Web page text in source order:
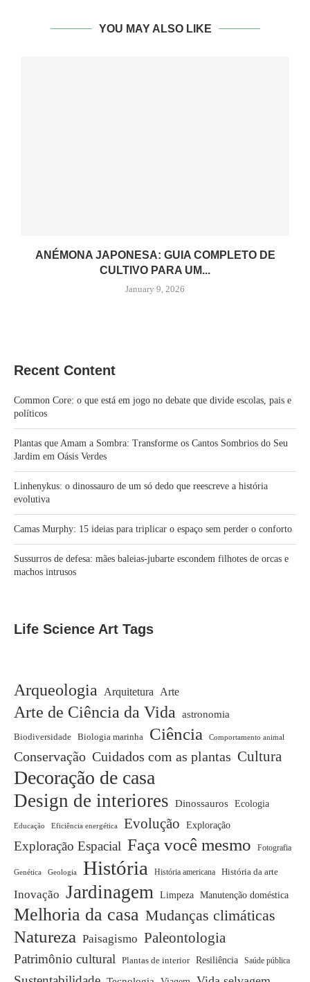
YOU MAY ALSO LIKE
ANÉMONA JAPONESA: GUIA COMPLETO DE
CULTIVO PARA UM...
January 9, 2026
Recent Content
Common Core: o que está em jogo no debate que divide escolas, pais e
políticos
Plantas que Amam a Sombra: Transforme os Cantos Sombrios do Seu
Jardim em Oásis Verdes
Linhenykus: o dinossauro de um só dedo que reescreve a história
evolutiva
Camas Murphy: 15 ideias para triplicar o espaço sem perder o conforto
Sussurros de defesa: mães baleias-jubarte escondem filhotes de orcas e
machos intrusos
Life Science Art Tags
Arqueologia Arquitetura Arte
Arte de Ciência da Vida astronomia
Biodiversidade Biologia marinha Ciência Comportamento animal
Conservação Cuidados com as plantas Cultura
Decoração de casa
Design de interiores Dinossauros Ecologia
Educação Eficiência energética Evolução Exploração
Exploração Espacial Faça você mesmo Fotografia
Genética Geologia História História americana História da arte
Inovação Jardinagem Limpeza Manutenção doméstica
Melhoria da casa Mudanças climáticas
Natureza Paisagismo Paleontologia
Patrimônio cultural Plantas de interior Resiliência Saúde pública